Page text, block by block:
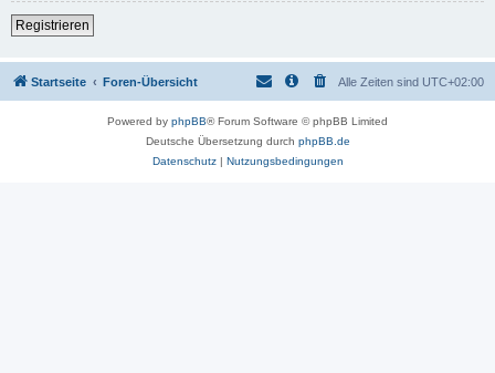
Registrieren
Startseite Foren-Übersicht Alle Zeiten sind UTC+02:00
Powered by phpBB® Forum Software © phpBB Limited
Deutsche Übersetzung durch phpBB.de
Datenschutz| Nutzungsbedingungen